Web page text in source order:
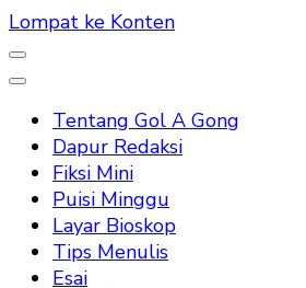
Lompat ke Konten
Tentang Gol A Gong
Dapur Redaksi
Fiksi Mini
Puisi Minggu
Layar Bioskop
Tips Menulis
Esai